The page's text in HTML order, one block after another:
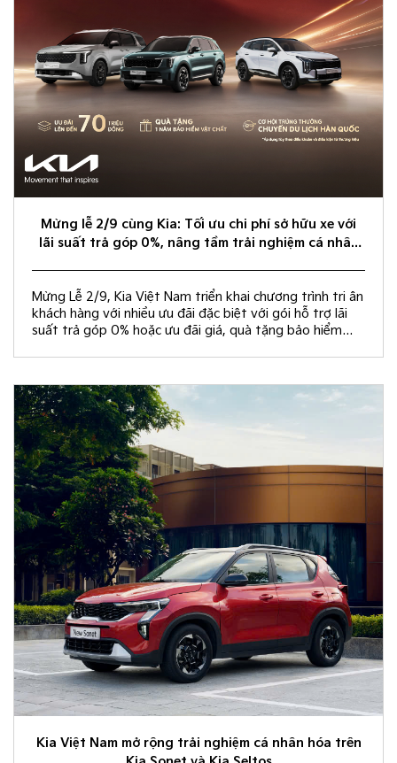
Mừng lễ 2/9 cùng Kia: Tối ưu chi phí sở hữu xe với
lãi suất trả góp 0%, nâng tầm trải nghiệm cá nhân
Mừng Lễ 2/9, Kia Việt Nam triển khai chương trình tri ân
khách hàng với nhiều ưu đãi đặc biệt với gói hỗ trợ lãi
suất trả góp 0% hoặc ưu đãi giá, quà tặng bảo hiểm
Kia Việt Nam mở rộng trải nghiệm cá nhân hóa trên